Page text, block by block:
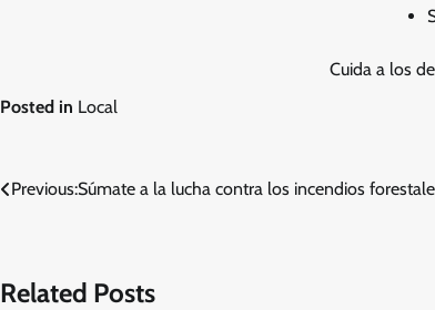
Cuida a los
Posted in Local
Navegación
Previous:Súmate a la lucha contra los incendios
Related Posts